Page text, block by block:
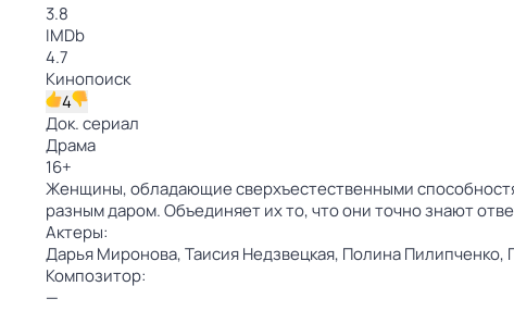
3.8
IMDb
4.7
Кинопоиск
4
Док. сериал
Драма
16+
Женщины, обладающие сверхъестественными
разным даром. Объединяет их то, что они точно знают
Актеры:
Дарья Миронова,Таисия Недзвецкая, Полина Пилипченко,
Композитор:
—